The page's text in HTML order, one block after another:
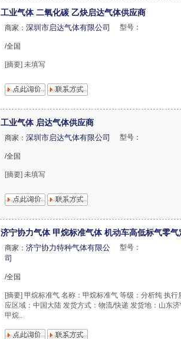
工业气体 二氧化碳 乙炔启达气体供应商
商家： 深圳市启达气体有限公司 型号：
/全国
[摘要] 未填写
工业气体 启达气体供应商
商家： 深圳市启达气体有限公司 型号：
/全国
[摘要] 未填写
济宁协力气体 甲烷标准气体 机动车高低标气零气
商家： 济宁协力特种气体有限公
司
型号：
/全国
[摘要] 甲烷标准气 名称：甲烷标准气 等级：分析纯 执行
应区域：中国大陆 发货方式：物流/快递 发货地：山东
甲烷..